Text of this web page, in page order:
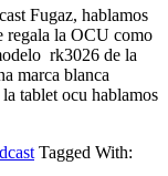
Fugaz, hablamos
regala la OCU como
rk3026 de la
marca blanca
tablet ocu hablamos
Tagged With: